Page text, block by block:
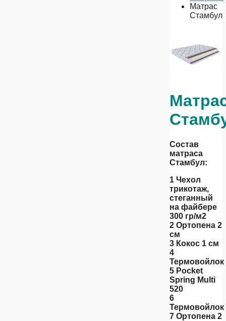
Матрас
Стамбул
Состав
матраса
Стамбул:
1 Чехол
трикотаж,
стеганный
на файбере
300 гр/м2
2 Ортопена 2
см
3 Кокос 1 см
4
Термовойлок
5 Pocket
Spring Multi
520
6
Термовойлок
7 Ортопена 2